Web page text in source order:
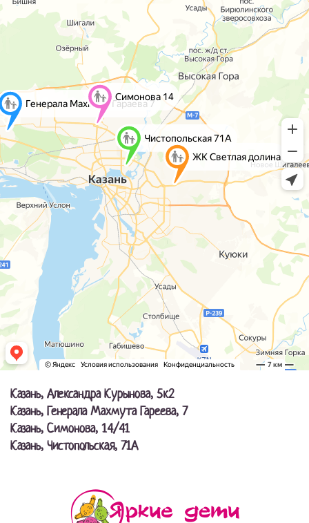
Казань, Александра Курынова, 5к2
Казань, Генерала Махмута Гареева, 7
Казань, Симонова, 14/41
Казань, Чистопольская, 71А